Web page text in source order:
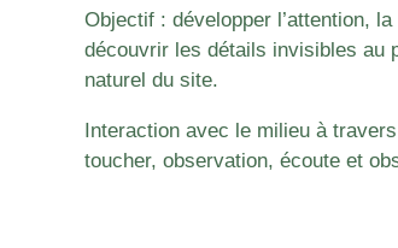
Objectif : développer l’attention,
découvrir les détails invisibles au
naturel du site.
Interaction avec le milieu à
toucher, observation, écoute et